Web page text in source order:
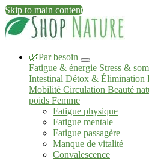
Skip to main content
🌿Par besoin
Fatigue & énergie Stress &
Intestinal Détox & Élimination
Mobilité Circulation Beauté
poids Femme
Fatigue physique
Fatigue mentale
Fatigue passagère
Manque de vitalité
Convalescence